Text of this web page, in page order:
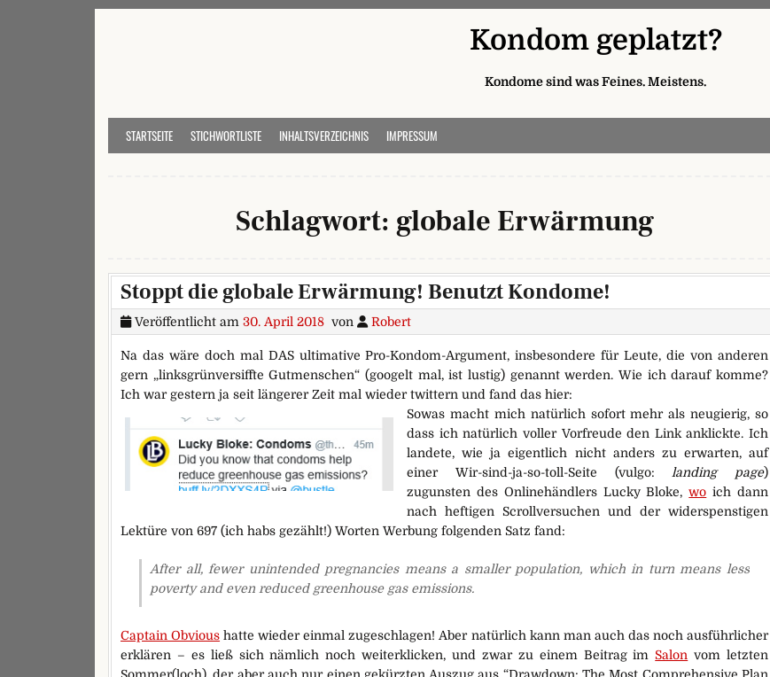
Kondom geplatzt?
Kondome sind was Feines. Meistens.
STARTSEITE STICHWORTLISTE INHALTSVERZEICHNIS IMPRESSUM
Schlagwort: globale Erwärmung
Stoppt die globale Erwärmung! Benutzt Kondome!
Veröffentlicht am 30. April 2018 von Robert
Na das wäre doch mal DAS ultimative Pro-Kondom-Argument, insbesondere für Leute, die von anderen
gern „linksgrünversiffte Gutmenschen“ (googelt mal, ist lustig) genannt werden. Wie ich darauf komme?
Ich war gestern ja seit längerer Zeit mal wieder twittern und fand das hier:
Sowas macht mich natürlich sofort mehr als neugierig, so
dass ich natürlich voller Vorfreude den Link anklickte. Ich
landete, wie ja eigentlich nicht anders zu erwarten, auf
einer Wir-sind-ja-so-toll-Seite (vulgo: landing page)
zugunsten des Onlinehändlers Lucky Bloke,wo ich dann
nach heftigen Scrollversuchen und der widerspenstigen
Lektüre von 697 (ich habs gezählt!) Worten Werbung folgenden Satz fand:
After all, fewer unintended pregnancies means a smaller population, which in turn means less
poverty and even reduced greenhouse gas emissions.
Captain Obvious hatte wieder einmal zugeschlagen! Aber natürlich kann man auch das noch ausführlicher
erklären – es ließ sich nämlich noch weiterklicken, und zwar zu einem Beitrag im Salon vom letzten